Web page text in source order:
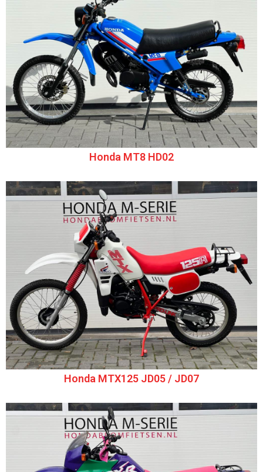
Honda MT8 HD02
Honda MTX125 JD05 / JD07